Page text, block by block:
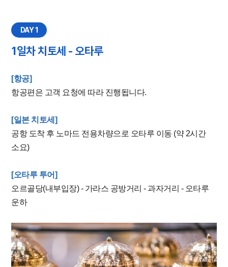
DAY 1
1일차 치토세 - 오타루
[항공]
항공편은 고객 요청에 따라 진행됩니다.
[일본 치토세]
공항 도착 후 노마드 전용차량으로 오타루 이동 (약 2시간
소요)
[오타루 투어]
오르골당(내부입장)- 가라스 공방거리 - 과자거리 - 오타루
운하